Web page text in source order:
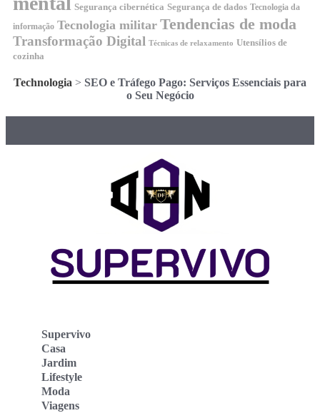
Segurança cibernética Segurança de dados Tecnologia da
informação Tecnologia militar Tendencias de moda
Transformação Digital Técnicas de relaxamento Utensílios de
cozinha
Technologia > SEO e Tráfego Pago: Serviços Essenciais para
o Seu Negócio
Supervivo
Casa
Jardim
Lifestyle
Moda
Viagens